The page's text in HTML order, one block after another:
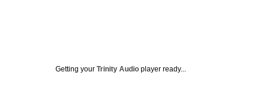
Getting your Trinity Audio player ready...